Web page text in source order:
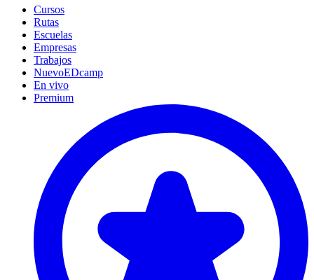
Cursos
Rutas
Escuelas
Empresas
Trabajos
NuevoEDcamp
En vivo
Premium